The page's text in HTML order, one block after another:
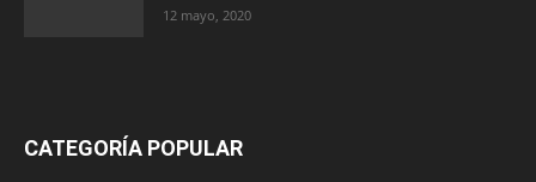
12 mayo, 2020
CATEGORÍA POPULAR